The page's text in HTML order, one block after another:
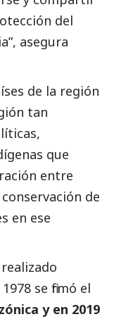
del
asegura
de la región
tan
que
entre
de
en ese
se firmó el
y en 2019